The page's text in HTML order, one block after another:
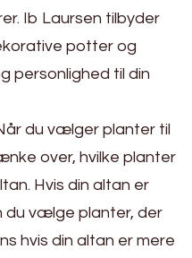
Ib Laursen tilbyder
potter og
personlighed til din
du vælger planter til
over, hvilke planter
Hvis din altan er
du vælge planter, der
hvis din altan er mere